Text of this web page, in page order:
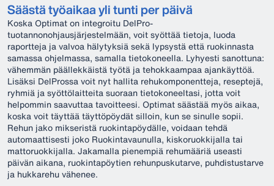
Säästä työaikaa yli tunti per päivä
Koska Optimat on integroitu DelPro-
tuotannonohjausjärjestelmään, voit syöttää tietoja, luoda
raportteja ja valvoa hälytyksiä sekä lypsystä että ruokinnasta
samassa ohjelmassa, samalla tietokoneella. Lyhyesti sanottuna:
vähemmän päällekkäistä työtä ja tehokkaampaa ajankäyttöä.
Lisäksi DelProssa voit nyt hallita rehukomponentteja, reseptejä,
ryhmiä ja syöttölaitteita suoraan tietokoneeltasi, jotta voit
helpommin saavuttaa tavoitteesi. Optimat säästää myös aikaa,
koska voit täyttää täyttöpöydät silloin, kun se sinulle sopii.
Rehun jako mikseristä ruokintapöydälle, voidaan tehdä
automaattisesti joko Ruokintavaunulla, kiskoruokkijalla tai
mattoruokkijalla. Jakamalla pienempiä rehumääriä useasti
päivän aikana, ruokintapöytien rehunpuskutarve, puhdistustarve
ja hukkarehu vähenee.